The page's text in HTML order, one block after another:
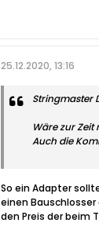
25.12.2020, 13:16
Stringmaster
Wäre zur
Auch die
So ein Adapter
einen
den Preis der beim